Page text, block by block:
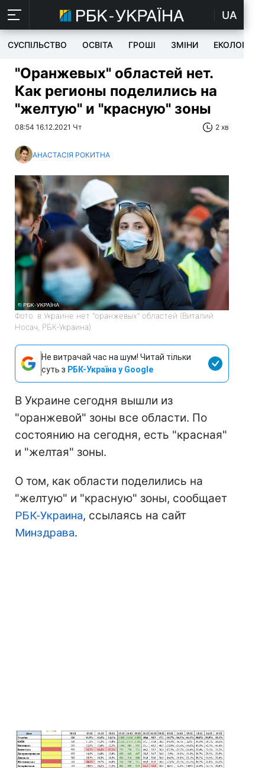
UA
СУСПІЛЬСТВО ОСВІТА ГРОШІ ЗМІНИ ЕКОЛОГІЯ
"Оранжевых" областей нет.
Как регионы поделились на
"желтую" и "красную" зоны
08:54 16.12.2021 Чт 2 хв
АНАСТАСІЯ РОКИТНА
Фото: в Украине нет "оранжевых" областей (Виталий
Носач, РБК-Украина)
Не витрачай час на шум! Читай тільки
суть з РБК-Україна у Google
В Украине сегодня вышли из
"оранжевой" зоны все области. По
состоянию на сегодня, есть "красная"
и "желтая" зоны.
О том, как области поделились на
"желтую" и "красную" зоны, сообщает
РБК-Украина, ссылаясь на сайт
Минздрава.